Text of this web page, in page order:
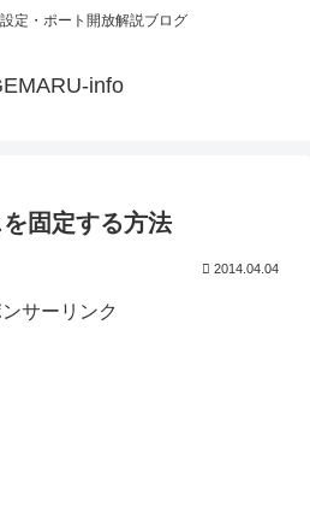
定・ポート開放解説ブログ
info
固定する方法
2014.04.04
サーリンク